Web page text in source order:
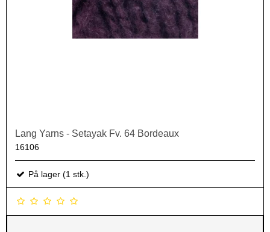
Lang Yarns - Setayak Fv. 64 Bordeaux
16106
På lager (1 stk.)